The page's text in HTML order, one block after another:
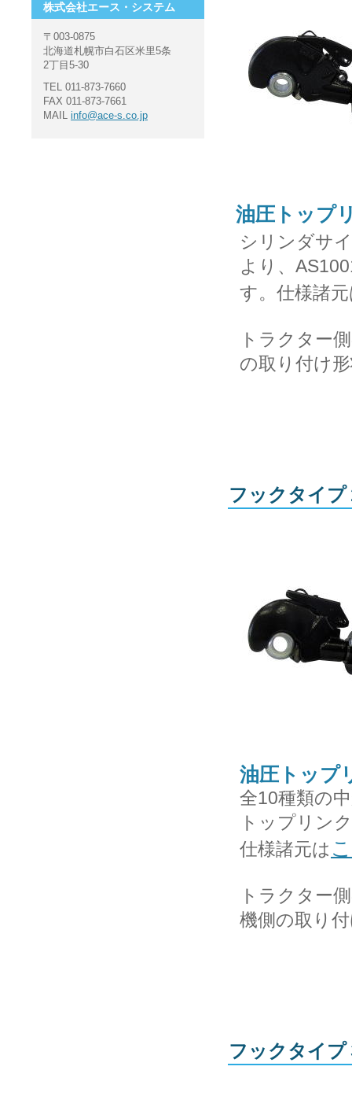
油圧トップ
シリンダサ
より、
す。仕様諸
トラクター
の取り付け
フックタイプ
油圧トップ
全10種類の
トップリン
仕様諸元は
トラクター
機側の取り
フックタイプ
株式会社エース・システム
〒003-0875
北海道札幌市白石区米里5条
2丁目5-30
TEL 011-873-7660
FAX 011-873-7661
MAIL info@ace-s.co.jp